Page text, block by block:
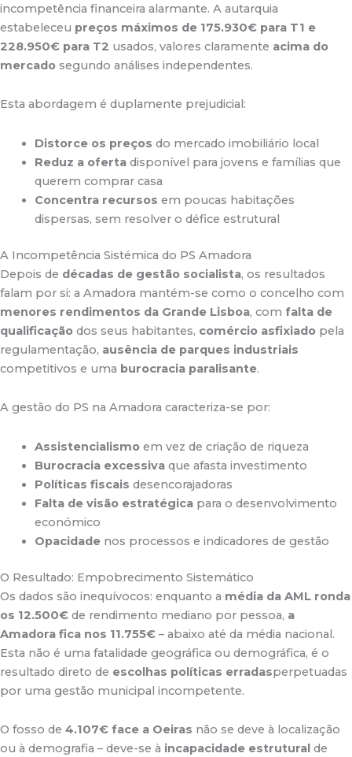
incompetência financeira alarmante. A autarquia
estabeleceu preços máximos de 175.930€ para T1 e
228.950€ para T2 usados, valores claramente acima do
mercado segundo análises independentes.
Esta abordagem é duplamente prejudicial:
Distorce os preços do mercado imobiliário local
Reduz a ofertadisponível para jovens e famílias que
querem comprar casa
Concentra recursos em poucas habitações
dispersas, sem resolver o défice estrutural
A Incompetência Sistémica do PS Amadora
Depois de décadas de gestão socialista, os resultados
falam por si: a Amadora mantém-se como o concelho com
menores rendimentos da Grande Lisboa, com falta de
qualificação dos seus habitantes, comércio asfixiado pela
regulamentação, ausência de parques industriais
competitivos e uma burocracia paralisante.
A gestão do PS na Amadora caracteriza-se por:
Assistencialismoem vez de criação de riqueza
Burocracia excessivaque afasta investimento
Políticas fiscais desencorajadoras
Falta de visão estratégicapara o desenvolvimento
económico
Opacidadenos processos e indicadores de gestão
O Resultado: Empobrecimento Sistemático
Os dados são inequívocos: enquanto a média da AML ronda
os 12.500€ de rendimento mediano por pessoa, a
Amadora fica nos 11.755€ – abaixo até da média nacional.
Esta não é uma fatalidade geográfica ou demográfica, é o
resultado direto de escolhas políticas erradasperpetuadas
por uma gestão municipal incompetente.
O fosso de 4.107€ face a Oeiras não se deve à localização
ou à demografia – deve-se à incapacidade estrutural de